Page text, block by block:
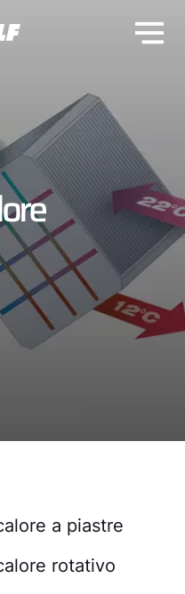
a piastre
rotativo